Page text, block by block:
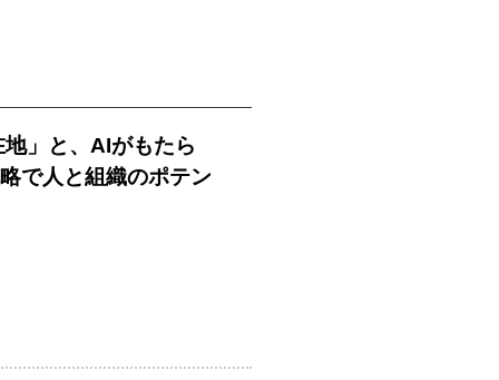
」と、AIがもたら
で人と組織のポテン